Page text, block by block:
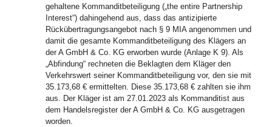
gehaltene Kommanditbeteiligung („the entire Partnership
Interest“) dahingehend aus, dass das antizipierte
Rückübertragungsangebot nach § 9 MIA angenommen und
damit die gesamte Kommanditbeteiligung des Klägers an
der A GmbH & Co. KG erworben wurde (Anlage K 9). Als
„Abfindung“ rechneten die Beklagten dem Kläger den
Verkehrswert seiner Kommanditbeteiligung vor, den sie mit
35.173,68 € ermittelten. Diese 35.173,68 € zahlten sie ihm
aus. Der Kläger ist am 27.01.2023 als Kommanditist aus
dem Handelsregister der A GmbH & Co. KG ausgetragen
worden.